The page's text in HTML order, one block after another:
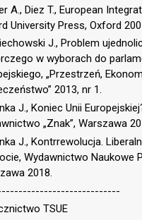
A., Diez T., European
University Press, Oxford
J., Problem
w wyborach do
„Przestrzeń,
2013, nr 1.
J., Koniec Unii
„Znak”, Warszawa
J., Kontrrewolucja.
Wydawnictwo Naukowe
2018.
TSUE